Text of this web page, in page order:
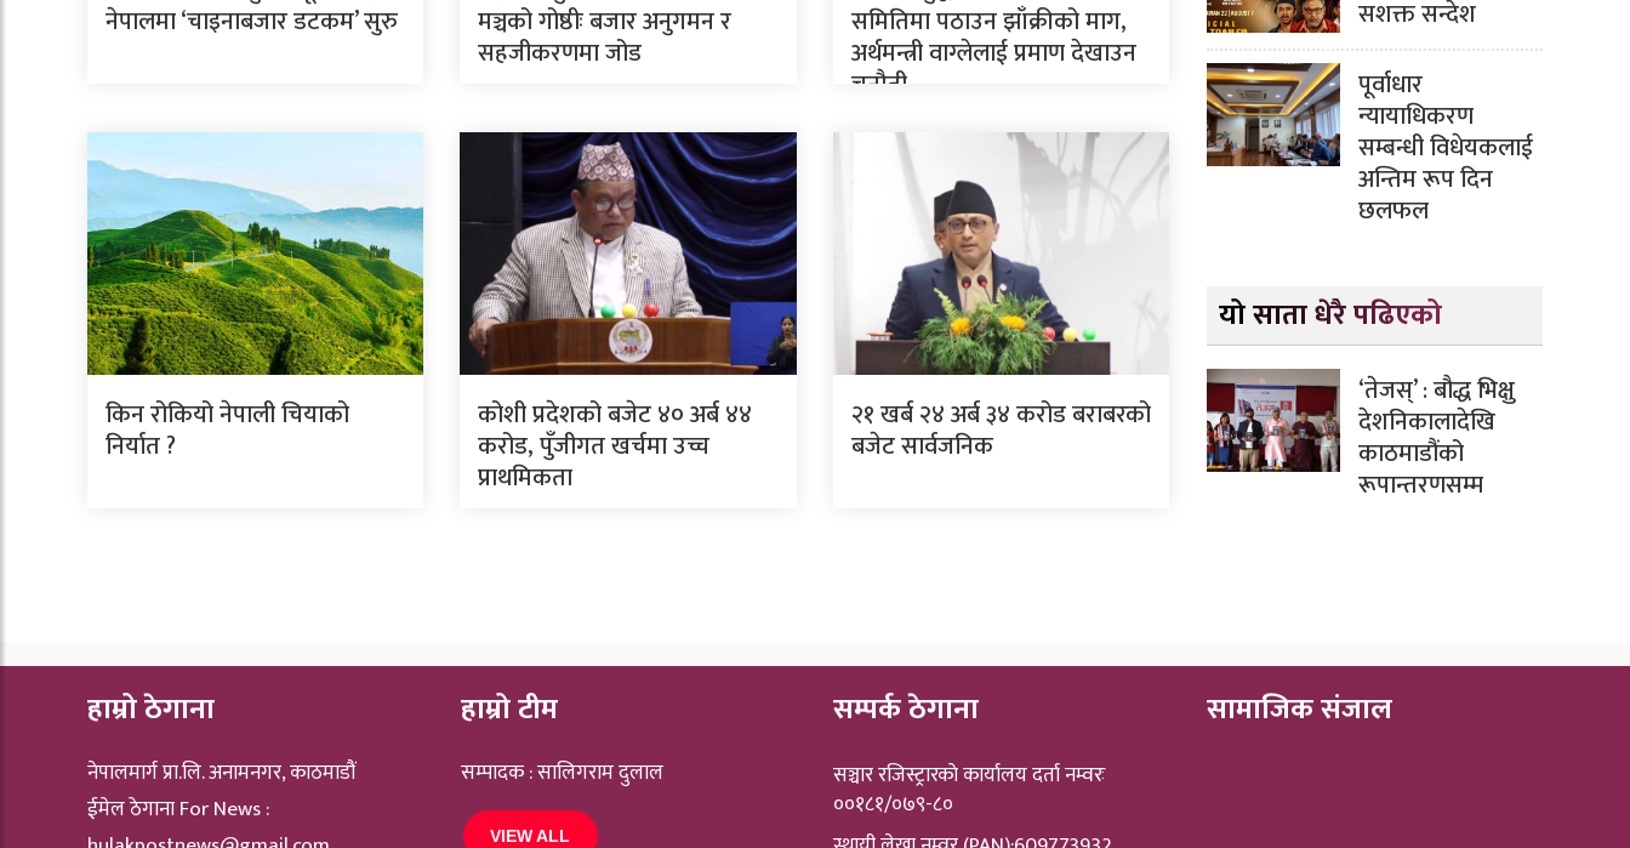
नेपालमा ‘चाइनाबजार डटकम’ सुरु मञ्चको गोष्ठीः बजार अनुगमन र
सहजीकरणमा जोड
समितिमा पठाउन झाँक्रीको माग,
अर्थमन्त्री वाग्लेलाई प्रमाण देखाउन
चुनौती
किन रोकियो नेपाली चियाको
निर्यात ?
कोशी प्रदेशको बजेट ४० अर्ब ४४
करोड, पुँजीगत खर्चमा उच्च
प्राथमिकता
२१ खर्ब २४ अर्ब ३४ करोड बराबरको
बजेट सार्वजनिक
सशक्त सन्देश
पूर्वाधार
न्यायाधिकरण
सम्बन्धी विधेयकलाई
अन्तिम रूप दिन
छलफल
यो साता धेरै पढिएको
‘तेजस्’ : बौद्ध भिक्षु
देशनिकालादेखि
काठमाडौंको
रूपान्तरणसम्म
हाम्रो ठेगाना
नेपालमार्ग प्रा.लि. अनामनगर, काठमाडौं
ईमेल ठेगाना For News :
हाम्रो टीम
सम्पादक : सालिगराम दुलाल
VIEW ALL
सम्पर्क ठेगाना
सञ्चार रजिस्ट्रारकाे कार्यालय दर्ता नम्वरः
००१८१/०७९-८०
सामाजिक संजाल